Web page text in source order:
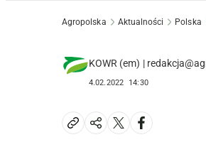
Agropolska Aktualności Polska
KOWR (em) |
4.02.2022 14:30